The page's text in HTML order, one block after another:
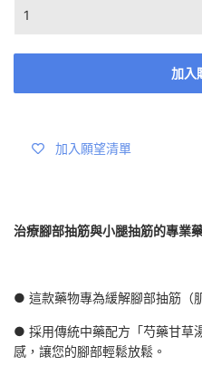
加入
加入願望清單
治療腳部抽筋與小腿抽筋的專業
● 這款藥物專為緩解腳部抽筋（
● 採用傳統中藥配方「芍藥甘草
感，讓您的腳部輕鬆放鬆。